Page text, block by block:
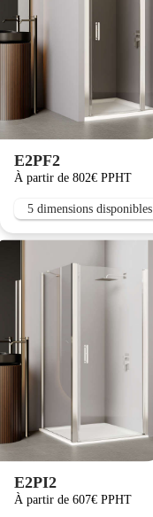
E2PF2
À partir de 802€ PPHT
5 dimensions disponibles
E2PI2
À partir de 607€ PPHT